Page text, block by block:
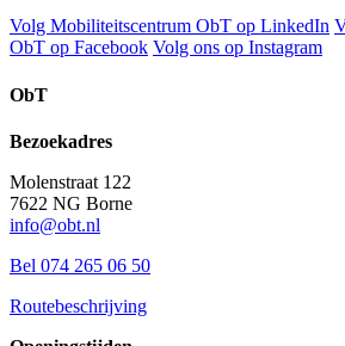
Volg Mobiliteitscentrum ObT op LinkedIn
ObT op Facebook Volg ons op Instagram
ObT
Bezoekadres
Molenstraat 122
7622 NG Borne
info@obt.nl
Bel 074 265 06 50
Routebeschrijving